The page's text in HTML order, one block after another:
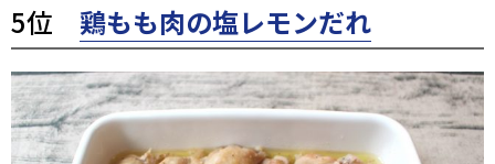
5位 鶏もも肉の塩レモンだれ